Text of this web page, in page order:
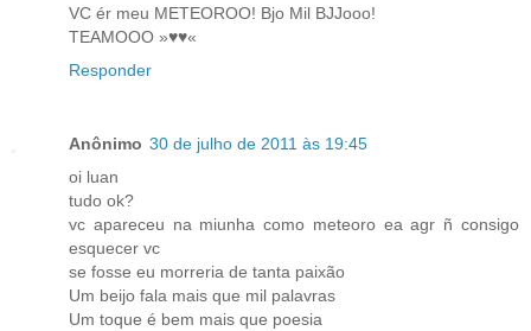
VC ér meu METEOROO! Bjo Mil BJJooo!
TEAMOOO »♥♥«
Responder
Anônimo 30 de julho de 2011 às 19:45
oi luan
tudo ok?
vc apareceu na miunha como meteoro ea agr ñ consigo
esquecer vc
se fosse eu morreria de tanta paixão
Um beijo fala mais que mil palavras
Um toque é bem mais que poesia